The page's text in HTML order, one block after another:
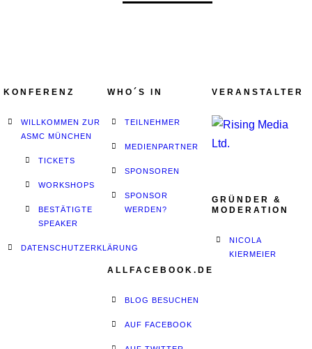
KONFERENZ
WILLKOMMEN ZUR
ASMC MÜNCHEN
TICKETS
WORKSHOPS
BESTÄTIGTE
SPEAKER
DATENSCHUTZERKLÄRUNG
WHO´S IN
TEILNEHMER
MEDIENPARTNER
SPONSOREN
SPONSOR
WERDEN?
ALLFACEBOOK.DE
BLOG BESUCHEN
AUF FACEBOOK
VERANSTALTER
GRÜNDER &
MODERATION
NICOLA
KIERMEIER